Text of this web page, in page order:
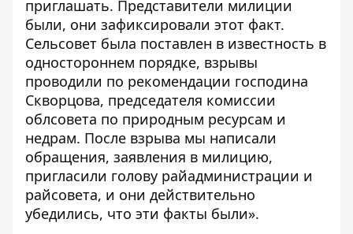
приглашать. Представители милиции
были, они зафиксировали этот факт.
Сельсовет была поставлен в известность в
одностороннем порядке, взрывы
проводили по рекомендации господина
Скворцова, председателя комиссии
облсовета по природным ресурсам и
недрам. После взрыва мы написали
обращения, заявления в милицию,
пригласили голову райадминистрации и
райсовета, и они действительно
убедились, что эти факты были».